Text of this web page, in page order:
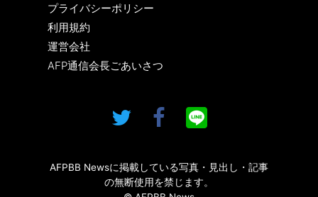
プライバシーポリシー
利用規約
運営会社
AFP通信会長ごあいさつ
AFPBB Newsに掲載している写真・見出し・記事
の無断使用を禁じます。